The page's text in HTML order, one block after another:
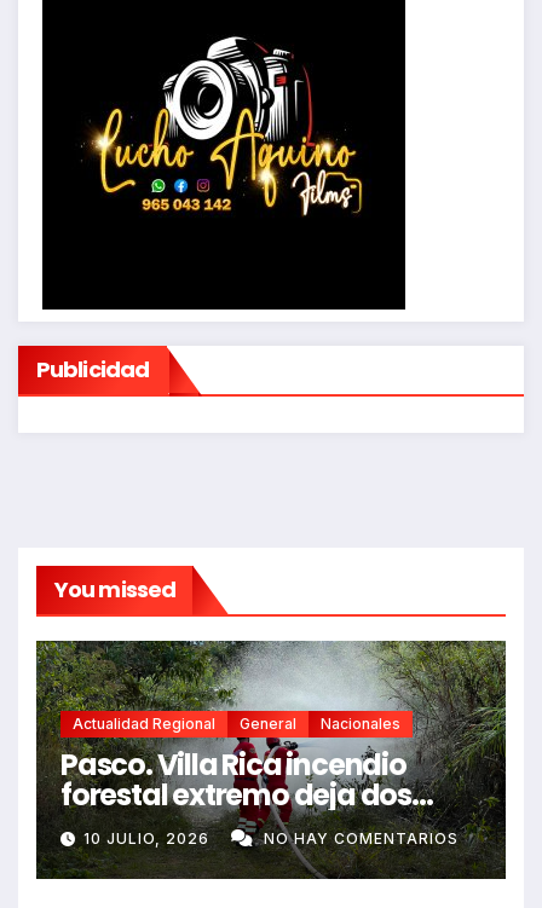
Publicidad
You missed
Actualidad Regional General Nacionales
Pasco. Villa Rica incendio
forestal extremo deja dos
fallecidos y heridos
10 JULIO, 2026 NO HAY COMENTARIOS